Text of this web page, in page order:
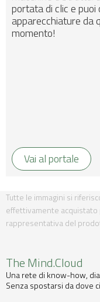
portata di clic e
apparecchiature da
momento!
Vai al portale
Tutte le immagini si
effettivamente acquistato
rappresentativa del
The Mind.Cloud
Una rete di know-how,
Senza spostarsi da dove